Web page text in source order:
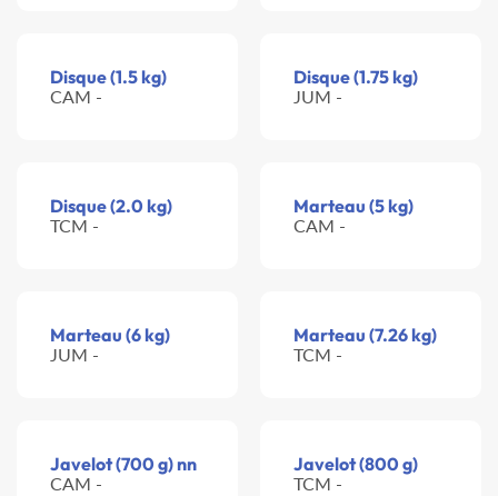
Disque (1.5 kg)
CAM -
Disque (1.75 kg)
JUM -
Disque (2.0 kg)
TCM -
Marteau (5 kg)
CAM -
Marteau (6 kg)
JUM -
Marteau (7.26 kg)
TCM -
Javelot (700 g) nn
CAM -
Javelot (800 g)
TCM -